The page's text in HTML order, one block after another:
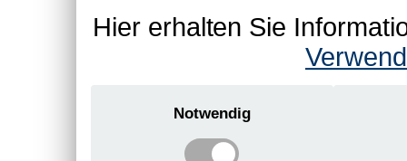
Hier erhalten Sie
Notwendig